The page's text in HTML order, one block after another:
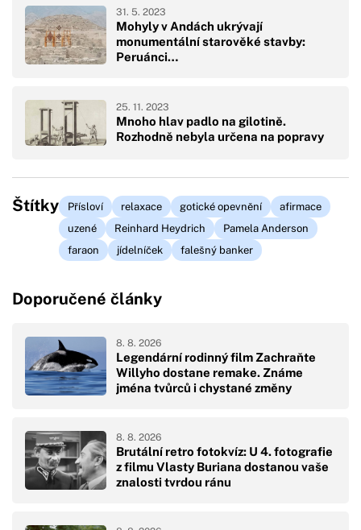
Mohyly v Andách ukrývají
monumentální starověké stavby:
Peruánci…
31. 5. 2023
Mnoho hlav padlo na gilotině.
Rozhodně nebyla určena na popravy
25. 11. 2023
Štítky Přísloví relaxace gotické opevnění
afirmace
uzené
Reinhard Heydrich
Pamela Anderson
faraon
jídelníček falešný banker
Doporučené články
Legendární rodinný film Zachraňte
Willyho dostane remake. Známe
jména tvůrců i chystané změny
8. 8. 2026
Brutální retro fotokvíz: U 4. fotografie
z filmu Vlasty Buriana dostanou vaše
znalosti tvrdou ránu
8. 8. 2026